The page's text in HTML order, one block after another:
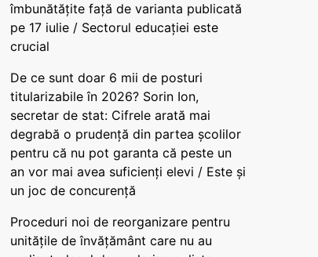
îmbunătățite față de varianta publicată
pe 17 iulie / Sectorul educației este
crucial
De ce sunt doar 6 mii de posturi
titularizabile în 2026? Sorin Ion,
secretar de stat: Cifrele arată mai
degrabă o prudență din partea școlilor
pentru că nu pot garanta că peste un
an vor mai avea suficienți elevi / Este și
un joc de concurență
Proceduri noi de reorganizare pentru
unitățile de învățământ care nu au